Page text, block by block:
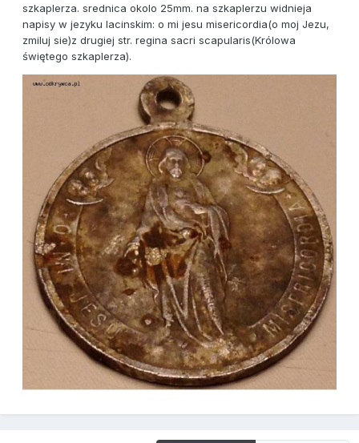
szkaplerza. srednica okolo 25mm. na szkaplerzu widnieja
napisy w jezyku lacinskim: o mi jesu misericordia(o moj Jezu,
zmiluj sie)z drugiej str. regina sacri scapularis(Królowa
świętego szkaplerza).